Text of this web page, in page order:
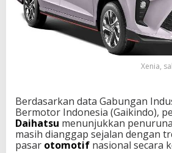
Xenia,
Berdasarkan data Gabungan
Bermotor Indonesia (Gaikindo),
Daihatsu menunjukkan
masih dianggap sejalan dengan
pasar otomotif nasional secara